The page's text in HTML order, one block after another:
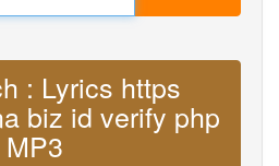
: Lyrics https
biz id verify php
MP3